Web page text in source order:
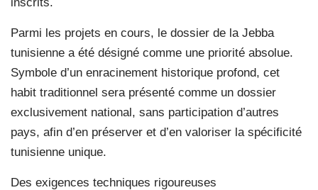
Parmi les projets en cours, le dossier de la Jebba
tunisienne a été désigné comme une priorité absolue.
Symbole d’un enracinement historique profond, cet
habit traditionnel sera présenté comme un dossier
exclusivement national, sans participation d’autres
pays, afin d’en préserver et d’en valoriser la spécificité
tunisienne unique.
Des exigences techniques rigoureuses